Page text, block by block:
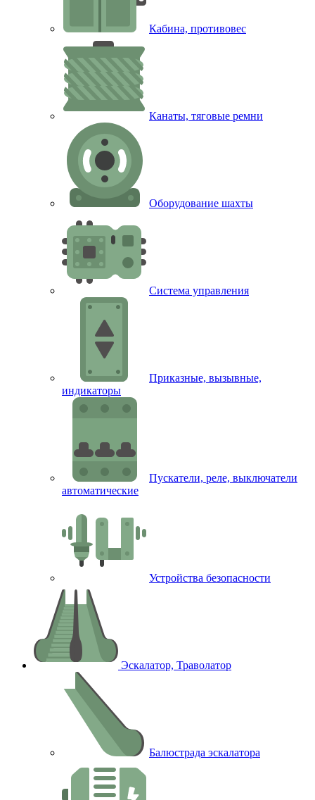
Кабина, противовес
Канаты, тяговые ремни
Оборудование шахты
Система управления
Приказные, вызывные,
индикаторы
Пускатели, реле, выключатели
автоматические
Устройства безопасности
Эскалатор, Траволатор
Балюстрада эскалатора